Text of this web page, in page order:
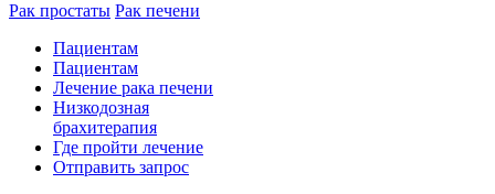
Рак простаты Рак печени
Пациентам
Пациентам
Лечение рака печени
Низкодозная
брахитерапия
Где пройти лечение
Отправить запрос